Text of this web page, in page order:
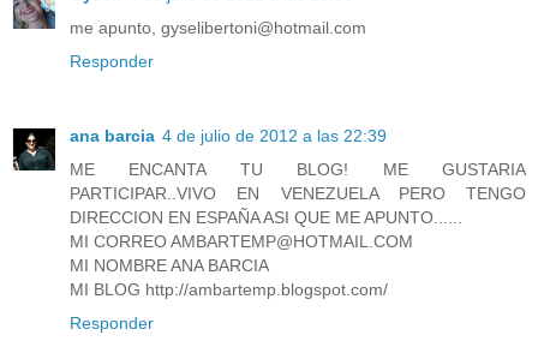
me apunto, gyselibertoni@hotmail.com
Responder
ana barcia 4 de julio de 2012 a las 22:39
ME ENCANTA TU BLOG! ME GUSTARIA
PARTICIPAR..VIVO EN VENEZUELA PERO TENGO
DIRECCION EN ESPAÑA ASI QUE ME APUNTO......
MI CORREO AMBARTEMP@HOTMAIL.COM
MI NOMBRE ANA BARCIA
MI BLOG http://ambartemp.blogspot.com/
Responder